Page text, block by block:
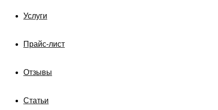
Услуги
Прайс-лист
Отзывы
Статьи